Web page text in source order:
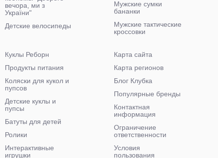
вечора, ми з
України"
Детские велосипеды
Мужские сумки
бананки
Мужские тактические
кроссовки
Куклы Реборн
Продукты питания
Коляски для кукол и
пупсов
Детские куклы и
пупсы
Батуты для детей
Ролики
Интерактивные
игрушки
Карта сайта
Карта регионов
Блог Клубка
Популярные бренды
Контактная
информация
Ограничение
ответственности
Условия
пользования